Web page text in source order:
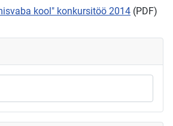
kool" konkursitöö 2014 (PDF)